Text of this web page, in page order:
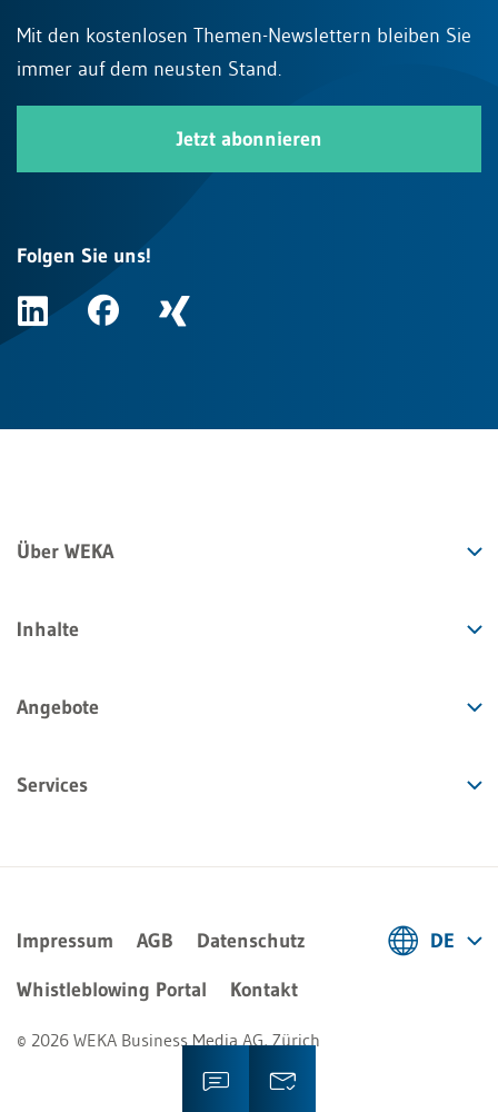
Mit den kostenlosen Themen-Newslettern bleiben Sie
immer auf dem neusten Stand.
Jetzt abonnieren
Folgen Sie uns!
Über WEKA
Inhalte
Angebote
Services
Impressum AGB
Datenschutz
Whistleblowing Portal
Kontakt
© 2026 WEKA Business Media AG, Zürich
DE